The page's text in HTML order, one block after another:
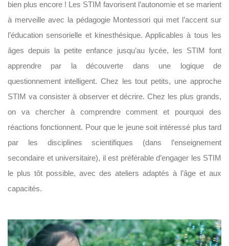
bien plus encore ! Les STIM favorisent l’autonomie et se marient
à merveille avec la pédagogie Montessori qui met l’accent sur
l’éducation sensorielle et kinesthésique. Applicables à tous les
âges depuis la petite enfance jusqu’au lycée, les STIM font
apprendre par la découverte dans une logique de
questionnement intelligent. Chez les tout petits, une approche
STIM va consister à observer et décrire. Chez les plus grands,
on va chercher à comprendre comment et pourquoi des
réactions fonctionnent. Pour que le jeune soit intéressé plus tard
par les disciplines scientifiques (dans l’enseignement
secondaire et universitaire), il est préférable d’engager les STIM
le plus tôt possible, avec des ateliers adaptés à l’âge et aux
capacités.